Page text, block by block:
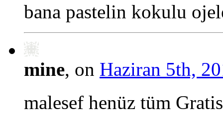
bana pastelin kokulu
mine, on Haziran 5th,
malesef henüz tüm